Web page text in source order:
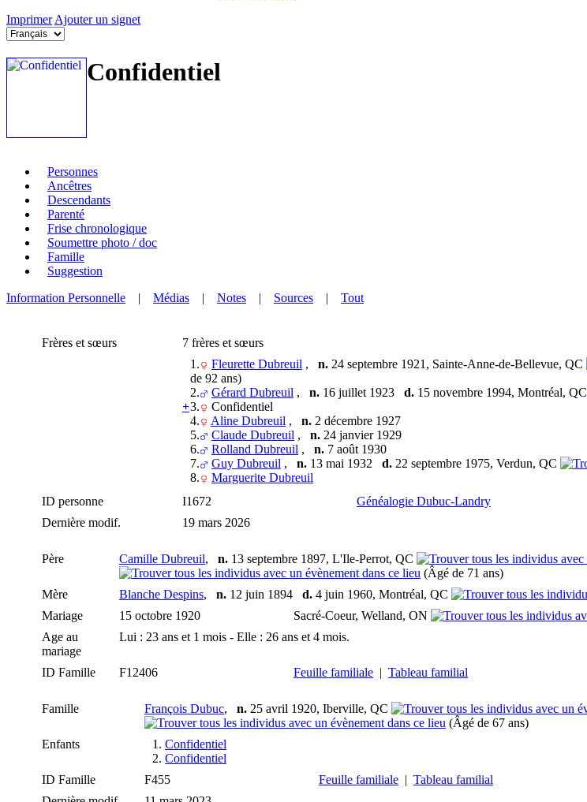
Imprimer Ajouter un signet
Confidentiel
Personnes
Ancêtres
Descendants
Parenté
Frise chronologique
Soumettre photo / doc
Famille
Suggestion
Information Personnelle | Médias | Notes | Sources | Tout
Frères et sœurs
7 frères et sœurs
1.
Fleurette Dubreuil , n. 24 septembre 1921, Sainte-Anne-de-Bellevue, QC
de 92 ans)
2.
Gérard Dubreuil , n. 16 juillet 1923 d. 15 novembre 1994, Montréal, QC
+3.
Confidentiel
4.
Aline Dubreuil , n. 2 décembre 1927
5.
Claude Dubreuil , n. 24 janvier 1929
6.
Rolland Dubreuil , n. 7 août 1930
7.
Guy Dubreuil , n. 13 mai 1932 d. 22 septembre 1975, Verdun, QC
8.
Marguerite Dubreuil
ID personne
I1672
Généalogie Dubuc-Landry
Dernière modif.
19 mars 2026
Père Camille Dubreuil, n. 13 septembre 1897, L'Ile-Perrot, QC
(Âgé de 71 ans)
Mère
Blanche Despins, n. 12 juin 1894 d. 4 juin 1960, Montréal, QC
Mariage
15 octobre 1920 Sacré-Coeur, Welland, ON
Age au
mariage
Lui : 23 ans et 1 mois - Elle : 26 ans et 4 mois.
ID Famille F12406 Feuille familiale | Tableau familial
Famille François Dubuc, n. 25 avril 1920, Iberville, QC
(Âgé de 67 ans)
Enfants
1. Confidentiel
2. Confidentiel
ID Famille
F455 Feuille familiale | Tableau familial